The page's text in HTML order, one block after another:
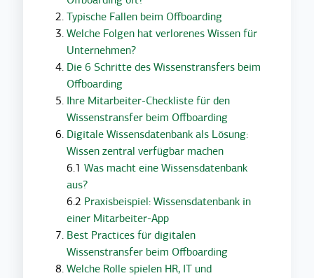
Typische Fallen beim Offboarding
Welche Folgen hat verlorenes Wissen für
Unternehmen?
Die 6 Schritte des Wissenstransfers beim
Offboarding
Ihre Mitarbeiter-Checkliste für den
Wissenstransfer beim Offboarding
Digitale Wissensdatenbank als Lösung:
Wissen zentral verfügbar machen
6.1Was macht eine Wissensdatenbank
aus?
6.2 Praxisbeispiel: Wissensdatenbank in
einer Mitarbeiter-App
Best Practices für digitalen
Wissenstransfer beim Offboarding
Welche Rolle spielen HR, IT und